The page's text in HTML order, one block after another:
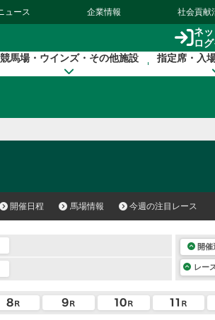
ュース 企業情報 社会貢献
ネ
ロ
競馬場・ウインズ・その他施設 指定席・入
開催日程 馬場情報 今週の注目レース
開
レー